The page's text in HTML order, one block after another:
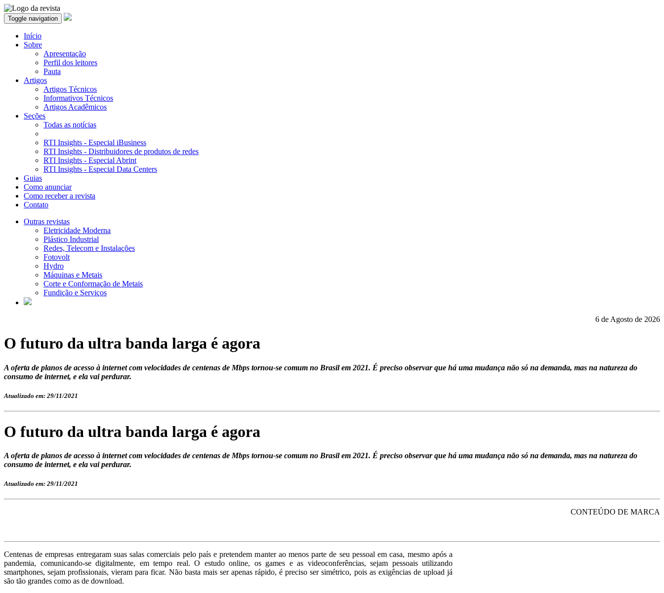
Toggle navigation
Início
Sobre
Apresentação
Perfil dos leitores
Pauta
Artigos
Artigos Técnicos
Informativos Técnicos
Artigos Acadêmicos
Seções
Todas as notícias
RTI Insights - Especial iBusiness
RTI Insights - Distribuidores de produtos de redes
RTI Insights - Especial Abrint
RTI Insights - Especial Data Centers
Guias
Como anunciar
Como receber a revista
Contato
Outras revistas
Eletricidade Moderna
Plástico Industrial
Redes, Telecom e Instalações
Fotovolt
Hydro
Máquinas e Metais
Corte e Conformação de Metais
Fundição e Serviços
6 de Agosto de 2026
O futuro da ultra banda larga é agora
A oferta de planos de acesso à internet com velocidades de centenas de Mbps tornou-se comum no Brasil em 2021. É preciso observar que há uma mudança não só na demanda, mas na natureza do
consumo de internet, e ela vai perdurar.
Atualizado em: 29/11/2021
O futuro da ultra banda larga é agora
A oferta de planos de acesso à internet com velocidades de centenas de Mbps tornou-se comum no Brasil em 2021. É preciso observar que há uma mudança não só na demanda, mas na natureza do
consumo de internet, e ela vai perdurar.
Atualizado em: 29/11/2021
CONTEÚDO DE MARCA
Centenas de empresas entregaram suas salas comerciais pelo país e pretendem manter ao menos parte de seu pessoal em casa, mesmo após a
pandemia, comunicando-se digitalmente, em tempo real. O estudo online, os games e as videoconferências, sejam pessoais utilizando
smartphones, sejam profissionais, vieram para ficar. Não basta mais ser apenas rápido, é preciso ser simétrico, pois as exigências de upload já
são tão grandes como as de download.